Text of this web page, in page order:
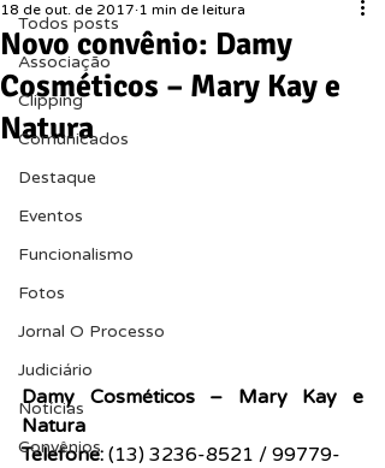
Todos posts
Associação
Clipping
Comunicados
Destaque
Eventos
Funcionalismo
Fotos
Jornal O Processo
Judiciário
Notícias
Convênios
Novo convênio: Damy
Cosméticos – Mary Kay e
Natura
18 de out. de 2017 1 min de leitura
Damy Cosméticos – Mary Kay e
Natura
Telefone: (13) 3236-8521 / 99779-